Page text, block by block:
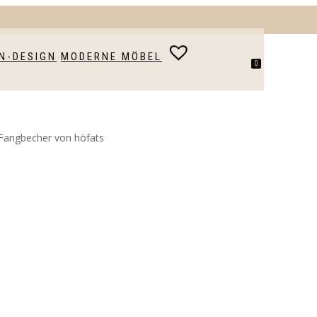
DESIGN MODERNE MÖBEL
0
von höfats